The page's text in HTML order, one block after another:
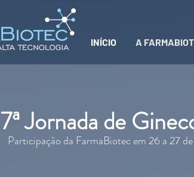
INÍCIO A
7ª Jornada de
Participação da FarmaBiotec em 26 a 27